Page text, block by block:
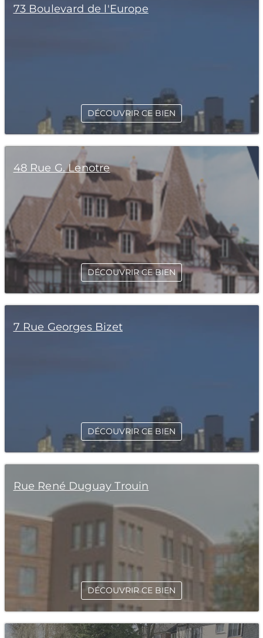
73 Boulevard de l'Europe
DÉCOUVRIR CE BIEN
48 Rue G. Lenotre
DÉCOUVRIR CE BIEN
7 Rue Georges Bizet
DÉCOUVRIR CE BIEN
Rue René Duguay Trouin
DÉCOUVRIR CE BIEN